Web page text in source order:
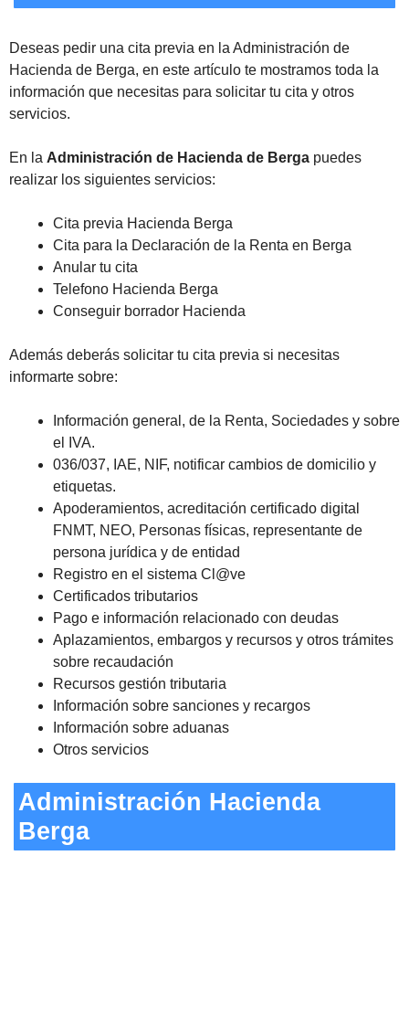
Deseas pedir una cita previa en la Administración de
Hacienda de Berga, en este artículo te mostramos toda la
información que necesitas para solicitar tu cita y otros
servicios.
En la Administración de Hacienda de Berga puedes
realizar los siguientes servicios:
Cita previa Hacienda Berga
Cita para la Declaración de la Renta en Berga
Anular tu cita
Telefono Hacienda Berga
Conseguir borrador Hacienda
Además deberás solicitar tu cita previa si necesitas
informarte sobre:
Información general, de la Renta, Sociedades y sobre
el IVA.
036/037, IAE, NIF, notificar cambios de domicilio y
etiquetas.
Apoderamientos, acreditación certificado digital
FNMT, NEO, Personas físicas, representante de
persona jurídica y de entidad
Registro en el sistema Cl@ve
Certificados tributarios
Pago e información relacionado con deudas
Aplazamientos, embargos y recursos y otros trámites
sobre recaudación
Recursos gestión tributaria
Información sobre sanciones y recargos
Información sobre aduanas
Otros servicios
Administración Hacienda
Berga